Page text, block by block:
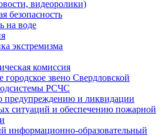
видеоролики)
безопасность
на воде
экстремизма
комиссия
городское звено Свердловской
РСЧС
предупреждению и ликвидации
ситуаций и обеспечению пожарной
информационно-образовательный